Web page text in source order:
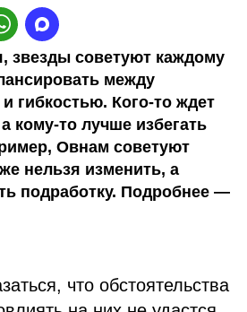
звезды советуют каждому
между
гибкостью. Кого-то ждет
кому-то лучше избегать
Овнам советуют
нельзя изменить, а
подработку. Подробнее —
что обстоятельства